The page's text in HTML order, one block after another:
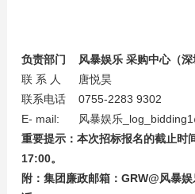
负责部门 风暴娱乐 采购中心（深
联 系 人
唐悦昊
联系电话
0755-2283 9302
E- mail:
风暴娱乐
重要提示：本次招标报名的截止时
17:00。
附：集团廉政邮箱： GRW@风暴